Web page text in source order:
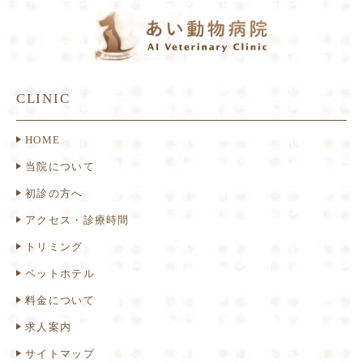
CLINIC
HOME
当院について
初診の方へ
アクセス・診療時間
トリミング
ペットホテル
料金について
求人案内
サイトマップ